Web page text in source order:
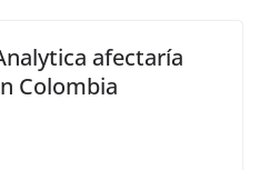
afectaría
Colombia